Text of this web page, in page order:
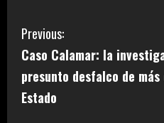
C
o
n
Previous:
Caso Calamar: la
presunto desfalco de
Estado